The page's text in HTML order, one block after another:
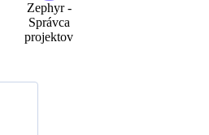
Zephyr -
Správca
projektov